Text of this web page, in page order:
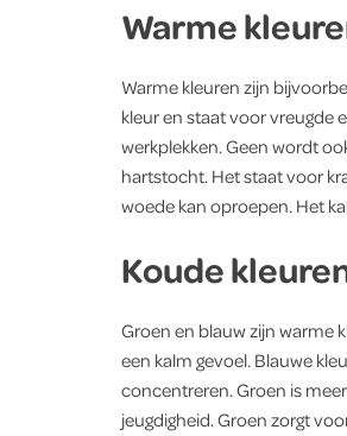
Warme
Warme kleuren zijn
kleur en staat voor vreugde
werkplekken. Geen wordt
hartstocht. Het staat voor
woede kan oproepen. Het
Koude
Groen en blauw zijn warme
een kalm gevoel. Blauwe
concentreren. Groen is
jeugdigheid. Groen zorgt